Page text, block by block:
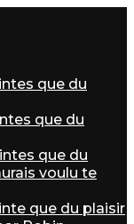
que du
que du
que du
voulu te
que du plaisir